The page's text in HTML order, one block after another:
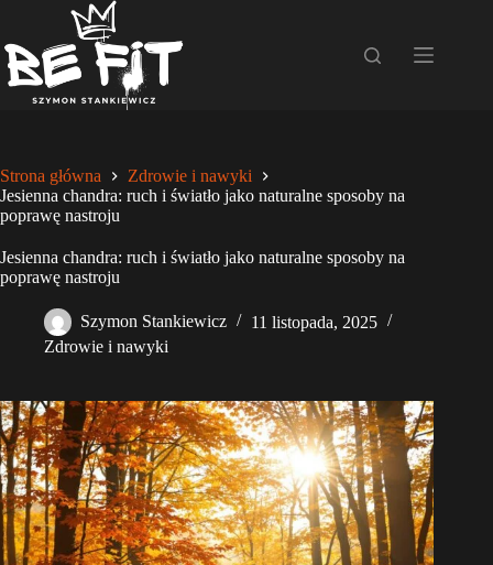
treści
Strona główna
Zdrowie i nawyki
Jesienna chandra: ruch i światło jako naturalne sposoby na
poprawę nastroju
Jesienna chandra: ruch i światło jako naturalne sposoby na
poprawę nastroju
Szymon Stankiewicz
11 listopada, 2025
Zdrowie i nawyki